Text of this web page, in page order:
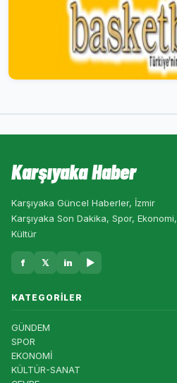
Karşıyaka Haber
Karşıyaka Güncel Haberler, İzmir
Karşıyaka Son Dakika, Spor, Ekonomi,
Kültür
f 𝕏 in ▶
KATEGORILER
GÜNDEM
SPOR
EKONOMİ
KÜLTÜR-SANAT